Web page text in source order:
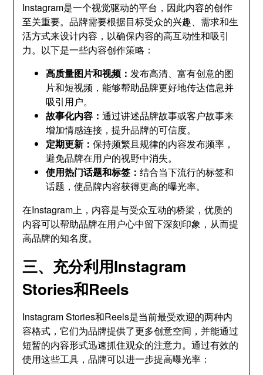
Instagram是一个视觉驱动的平台，因此内容的创作
至关重要。品牌需要根据目标受众的兴趣、需求和生
活方式来设计内容，以确保内容的高互动性和吸引
力。以下是一些内容创作策略：
高质量图片和视频：发布高清、富有创意的图
片和短视频，能够帮助品牌更好地传达信息并
吸引用户。
故事化内容：通过讲述品牌故事或客户故事来
增加情感连接，提升品牌的可信度。
定期更新：保持频繁且规律的内容发布频率，
避免品牌在用户的视野中消失。
使用热门话题和标签：结合当下流行的标签和
话题，使品牌内容获得更高的曝光率。
在Instagram上，内容是与受众互动的桥梁，优质的
内容可以帮助品牌在用户心中留下深刻印象，从而提
高品牌的知名度。
三、充分利用Instagram
Stories和Reels
Instagram Stories和Reels是当前最受欢迎的两种内
容格式，它们为品牌提供了更多创意空间，并能通过
短暂的内容形式迅速抓住观众的注意力。通过有效的
使用这些工具，品牌可以进一步提高曝光率：